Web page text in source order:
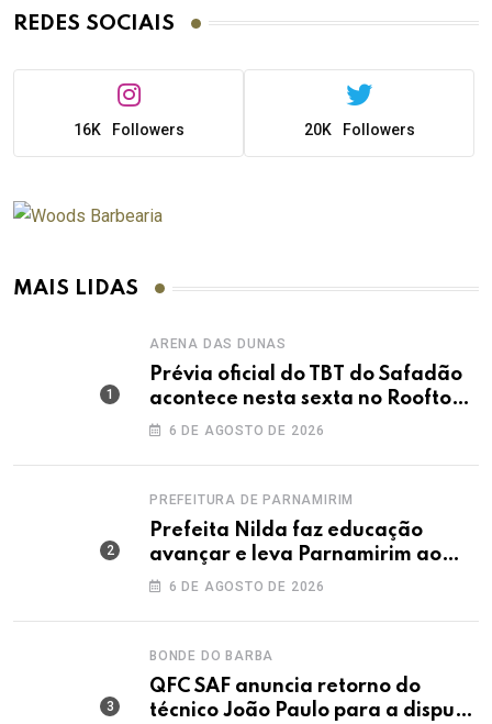
REDES SOCIAIS
16K Followers 20K Followers
MAIS LIDAS
ARENA DAS DUNAS
Prévia oficial do TBT do Safadão
acontece nesta sexta no Rooftop
Dunas
6 DE AGOSTO DE 2026
PREFEITURA DE PARNAMIRIM
Prefeita Nilda faz educação
avançar e leva Parnamirim ao
maior IDEB da história dos anos
6 DE AGOSTO DE 2026
BONDE DO BARBA
QFC SAF anuncia retorno do
técnico João Paulo para a disputa